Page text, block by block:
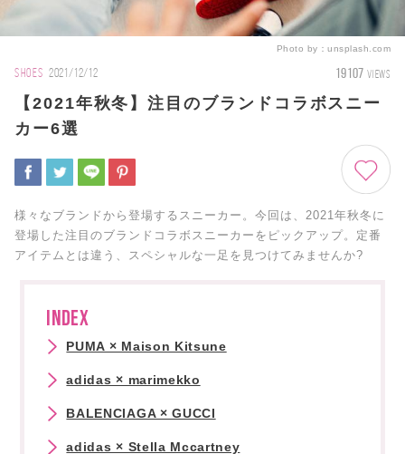
Photo by： unsplash.com
SHOES 2021/12/12 19107 VIEWS
【2021年秋冬】注目のブランドコラボスニー
カー6選
様々なブランドから登場するスニーカー。今回は、2021年秋冬に
登場した注目のブランドコラボスニーカーをピックアップ。定番
アイテムとは違う、スペシャルな一足を見つけてみませんか?
INDEX
PUMA × Maison Kitsune
adidas × marimekko
BALENCIAGA × GUCCI
adidas × Stella Mccartney